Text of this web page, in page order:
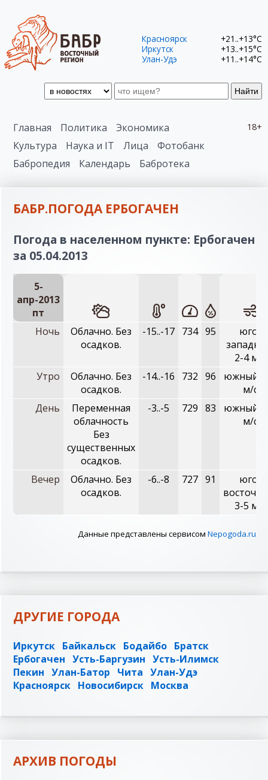
Найти
Красноярск
+21..+13°C
Иркутск
+13..+15°C
Улан-Удэ
+11..+14°C
18+
Главная Политика
Экономика
Культура
Наука и IT Лица
Фотобанк
Бабропедия
Календарь Бабротека
БАБР.ПОГОДА ЕРБОГАЧЕН
Погода в населенном пункте: Ербогачен
за 05.04.2013
5-
апр-2013
пт
Ночь
Облачно. Без
осадков.
-15..-17 734 95
юго-
2-4 м/с
Утро
Облачно. Без
осадков.
-14..-16 732 96
южный,
м/с
День
Переменная
облачность
Без
существенных
осадков.
-3..-5 729 83
южный,
м/с
Вечер
Облачно. Без
осадков.
-6..-8 727 91
юго-
3-5 м/с
Данные представлены сервисом Nepogoda.ru
ДРУГИЕ ГОРОДА
Иркутск Байкальск Бодайбо Братск
Ербогачен Усть-Баргузин Усть-Илимск
Пекин Улан-Батор Чита Улан-Удэ
Красноярск Новосибирск Москва
АРХИВ ПОГОДЫ